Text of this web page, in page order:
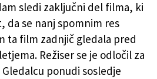
sledi zaključni del filma, ki
da se nanj spomnim res
ta film zadnjič gledala pred
Režiser se je odločil za
ponudi sosledje